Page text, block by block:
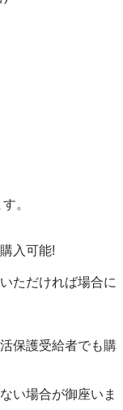
。
入可能!
ただければ場合に
保護受給者でも購
い場合が御座いま